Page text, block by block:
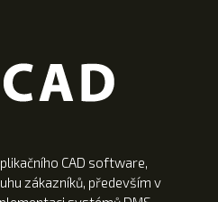
CAD software,
zákazníků, především v